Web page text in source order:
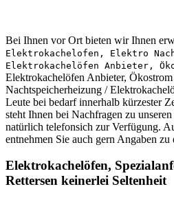
Bei Ihnen vor Ort bieten wir Ihnen
Elektrokachelofen, Elektro
Elektrokachelöfen Anbieter,
Elektrokachelöfen Anbieter,
Nachtspeicherheizung /
Leute bei bedarf innerhalb kürzester
steht Ihnen bei Nachfragen zu
natürlich telefonsich zur Verfügung.
entnehmen Sie auch gern Angaben
Elektrokachelöfen,
Rettersen keinerlei Seltenheit